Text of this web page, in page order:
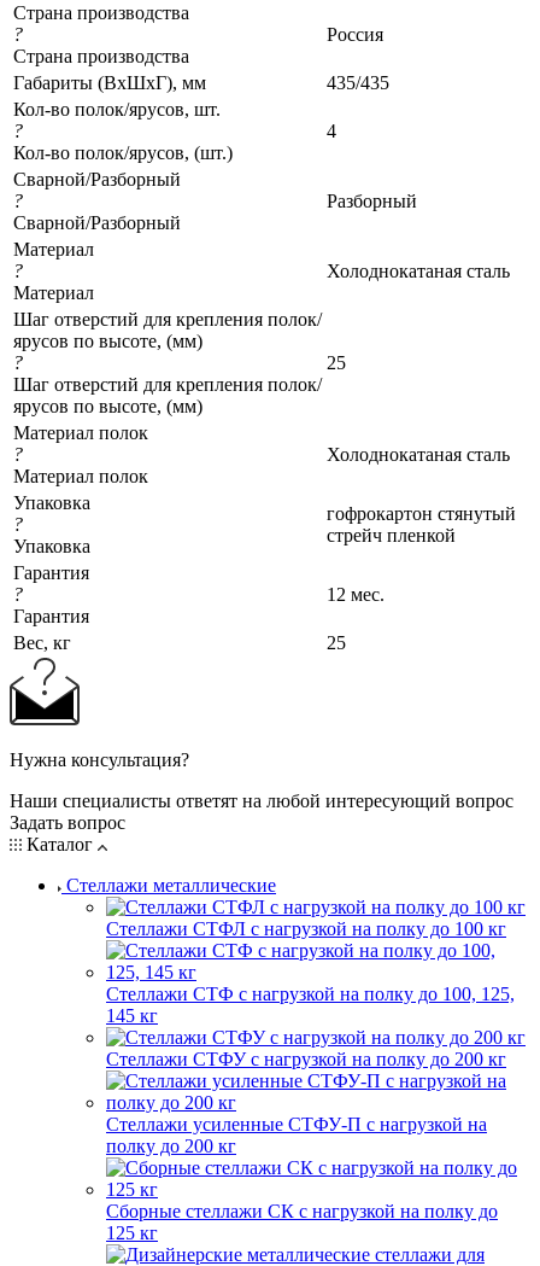
Страна производства
?
Страна производства
Россия
Габариты (ВхШхГ), мм
435/435
Кол-во полок/ярусов, шт.
?
Кол-во полок/ярусов, (шт.)
4
Сварной/Разборный
?
Сварной/Разборный
Разборный
Материал
?
Материал
Холоднокатаная сталь
Шаг отверстий для крепления полок/
ярусов по высоте, (мм)
?
Шаг отверстий для крепления полок/
ярусов по высоте, (мм)
25
Материал полок
?
Материал полок
Холоднокатаная сталь
Упаковка
?
Упаковка
гофрокартон стянутый
стрейч пленкой
Гарантия
?
Гарантия
12 мес.
Вес, кг 25
Нужна консультация?
Наши специалисты ответят на любой интересующий вопрос
Задать вопрос
Каталог
Стеллажи металлические
Стеллажи СТФЛ с нагрузкой на полку до 100 кг
Стеллажи СТФ с нагрузкой на полку до 100, 125,
145 кг
Стеллажи СТФУ с нагрузкой на полку до 200 кг
Стеллажи усиленные СТФУ-П с нагрузкой на
полку до 200 кг
Сборные стеллажи СК с нагрузкой на полку до
125 кг